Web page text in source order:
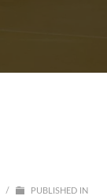
/ PUBLISHED IN